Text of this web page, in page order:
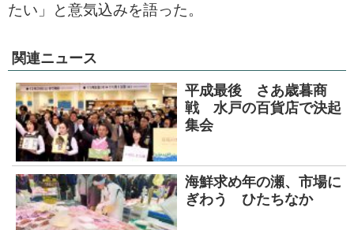
たい」と意気込みを語った。
関連ニュース
平成最後 さあ歳暮商
戦 水戸の百貨店で決起
集会
海鮮求め年の瀬、市場に
ぎわう ひたちなか